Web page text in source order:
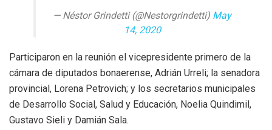
— Néstor Grindetti (@Nestorgrindetti) May
14, 2020
Participaron en la reunión el vicepresidente primero de la
cámara de diputados bonaerense, Adrián Urreli; la senadora
provincial, Lorena Petrovich; y los secretarios municipales
de Desarrollo Social, Salud y Educación, Noelia Quindimil,
Gustavo Sieli y Damián Sala.